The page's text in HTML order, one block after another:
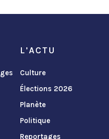
L'ACTU
Culture
Élections 2026
Planète
Politique
Reportages